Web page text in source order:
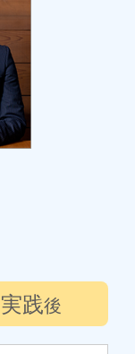
実践後